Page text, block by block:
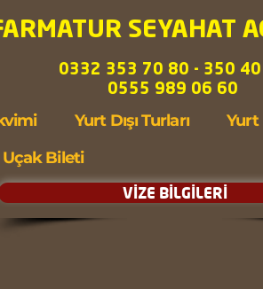
SEYAHAT
0332 353 70 80 - 350
0555 989 06 60
Yurt Dışı Turları Yurt
Uçak Bileti
VİZE BİLGİLERİ